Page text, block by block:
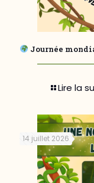
Journée
Lire la
14 juillet 2026